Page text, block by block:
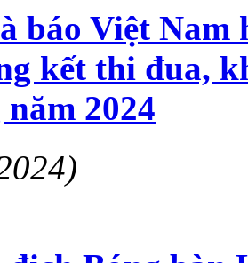
báo Việt Nam
kết thi đua,
2024